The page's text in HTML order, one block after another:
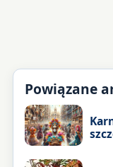
Powiązane